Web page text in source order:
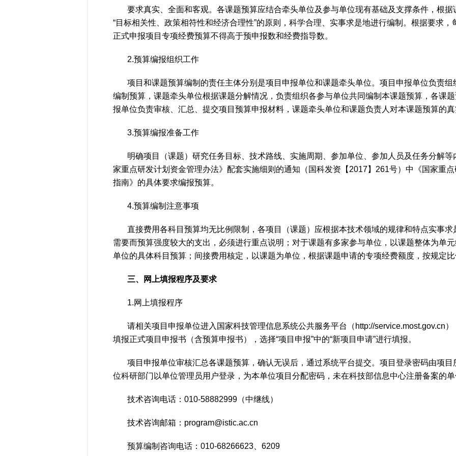
要求真实、全面和客观。各课题预算应结合牵头单位及参与单位现有基础及支撑条件，根
“目标相关性、政策相符性和经济合理性”的原则，科学合理、实事求是地进行编制。根据要求
正式申报项目专项经费预算不得高于预申报数和经费指导数。
2.预算编报组织工作
项目和课题预算编制的责任主体分别是项目申报单位和课题牵头单位。项目申报单位负责
编制预算，课题牵头单位根据课题分解情况，负责组织各参与单位共同编制本课题预算，各课
报单位负责审核、汇总、提交项目预算申报材料，课题牵头单位和课题负责人对本课题预算的
3.预算编报准备工作
明确项目（课题）研究任务目标、技术路线、实施周期、参加单位、参加人员及任务分解
家重点研发计划资金管理办法》配套实施细则的通知（国科发资【2017】261号）中《国家重
指南》的具体要求编报预算。
4.预算编制注意事项
直接费用各科目预算均无比例限制，各项目（课题）应根据本技术领域的规律和特点实事
需要而预算强度较大的支出，必须进行重点说明；对于课题有多家参与单位，以课题整体为单
单位的具体科目预算；间接费用核定，以课题为单位，根据课题申请的专项经费额度，按规定
三、网上填报程序及要求
1.网上填报程序
请相关项目申报单位进入国家科技管理信息系统公共服务平台（http://service.most.gov.cn
填报正式项目申报书（含预算申报书），选择“项目申报”中的“新项目申请”进行填报。
项目申报单位审核汇总各课题预算，确认无误后，通过系统平台提交。项目登录密码由项
位科研部门以单位管理员用户登录，为本单位项目分配密码，未在科技部信息中心注册备案的
技术咨询电话：010-58882999（中继线）
技术咨询邮箱：program@istic.ac.cn
预算编制咨询电话：010-68266623、6209